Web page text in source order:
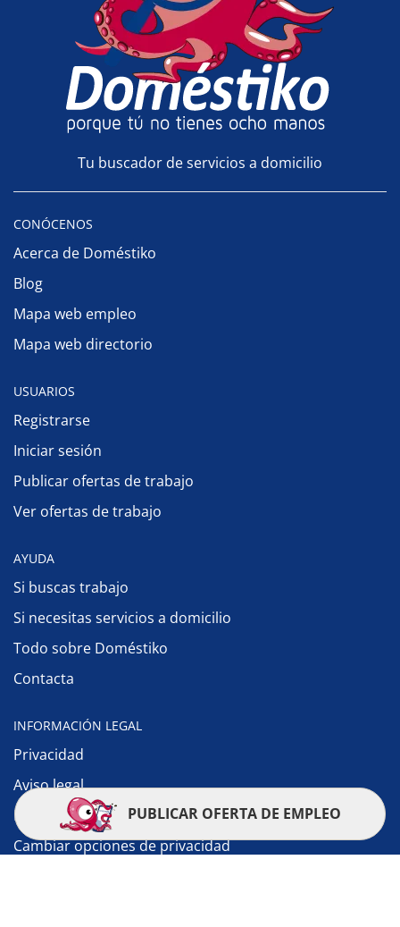
Tu buscador de servicios a domicilio
CONÓCENOS
Acerca de Doméstiko
Blog
Mapa web empleo
Mapa web directorio
USUARIOS
Registrarse
Iniciar sesión
Publicar ofertas de trabajo
Ver ofertas de trabajo
AYUDA
Si buscas trabajo
Si necesitas servicios a domicilio
Todo sobre Doméstiko
Contacta
INFORMACIÓN LEGAL
Privacidad
Aviso legal
Política de cookies
Cambiar opciones de privacidad
PUBLICAR OFERTA DE EMPLEO